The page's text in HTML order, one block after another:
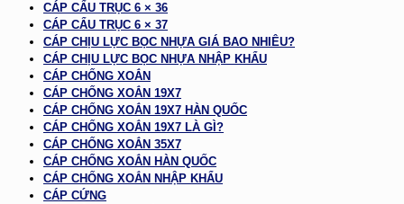
CÁP CẨU TRỤC 6 × 36
CÁP CẨU TRỤC 6 × 37
CÁP CHỊU LỰC BỌC NHỰA GIÁ BAO NHIÊU?
CÁP CHỊU LỰC BỌC NHỰA NHẬP KHẨU
CÁP CHỐNG XOẮN
CÁP CHỐNG XOẮN 19X7
CÁP CHỐNG XOẮN 19X7 HÀN QUỐC
CÁP CHỐNG XOẮN 19X7 LÀ GÌ?
CÁP CHỐNG XOẮN 35X7
CÁP CHỐNG XOẮN HÀN QUỐC
CÁP CHỐNG XOẮN NHẬP KHẨU
CÁP CỨNG